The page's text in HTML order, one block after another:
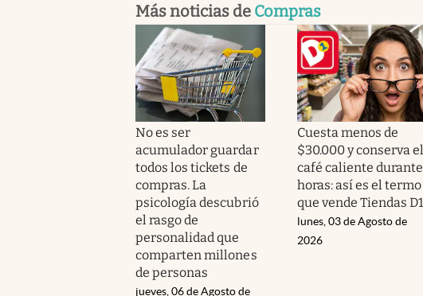
Más noticias de Compras
No es ser
acumulador guardar
todos los tickets de
compras. La
psicología descubrió
el rasgo de
personalidad que
comparten millones
de personas
jueves, 06 de Agosto de
Cuesta menos de
$30.000 y conserva el
café caliente durante
horas: así es el termo
que vende Tiendas D1
lunes, 03 de Agosto de
2026